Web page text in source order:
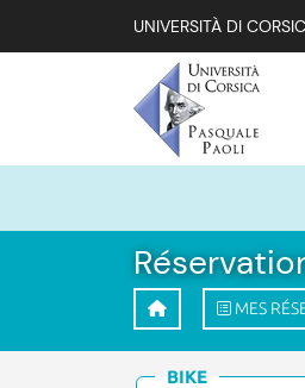
UNIVERSITÀ DI
MES
BIKE